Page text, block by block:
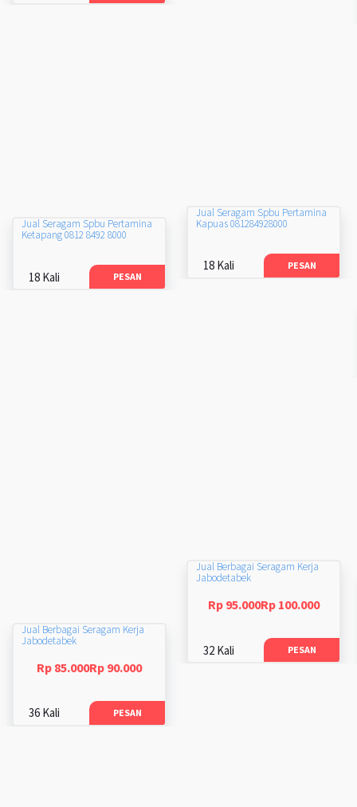
Jual Seragam Spbu Pertamina
Kapuas 081284928000
18 Kali PESAN
Jual Seragam Spbu Pertamina
Ketapang 0812 8492 8000
18 Kali PESAN
Jual Berbagai Seragam Kerja
Jabodetabek
Rp 95.000Rp 100.000
32 Kali PESAN
Jual Berbagai Seragam Kerja
Jabodetabek
Rp 85.000Rp 90.000
36 Kali PESAN